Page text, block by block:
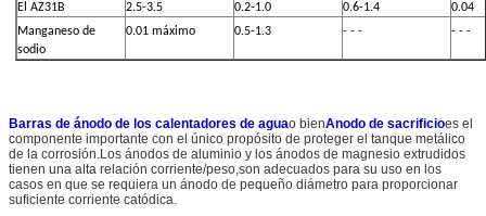
El AZ31B 2.5-3.5 0.2-1.0 0.6-1.4
0.04
Manganeso de
sodio
0.01 máximo 0.5-1.3 - - - - - -
Barras de ánodo de los calentadores de aguao bienAnodo de sacrificioes el
componente importante con el único propósito de proteger el tanque metálico
de la corrosión.Los ánodos de aluminio y los ánodos de magnesio extrudidos
tienen una alta relación corriente/peso,son adecuados para su uso en los
casos en que se requiera un ánodo de pequeño diámetro para proporcionar
suficiente corriente catódica.